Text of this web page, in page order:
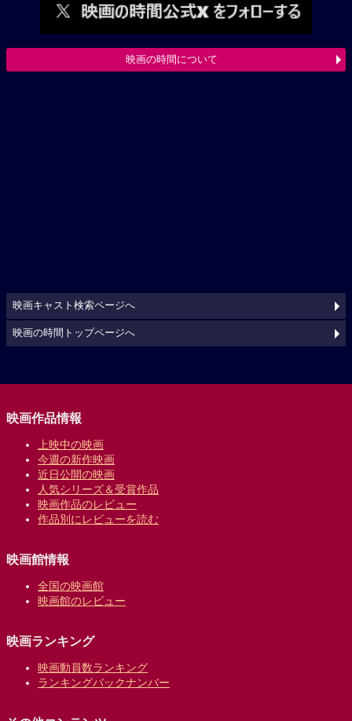
映画の時間について
映画キャスト検索ページへ
映画の時間トップページへ
映画作品情報
上映中の映画
今週の新作映画
近日公開の映画
人気シリーズ＆受賞作品
映画作品のレビュー
作品別にレビューを読む
映画館情報
全国の映画館
映画館のレビュー
映画ランキング
映画動員数ランキング
ランキングバックナンバー